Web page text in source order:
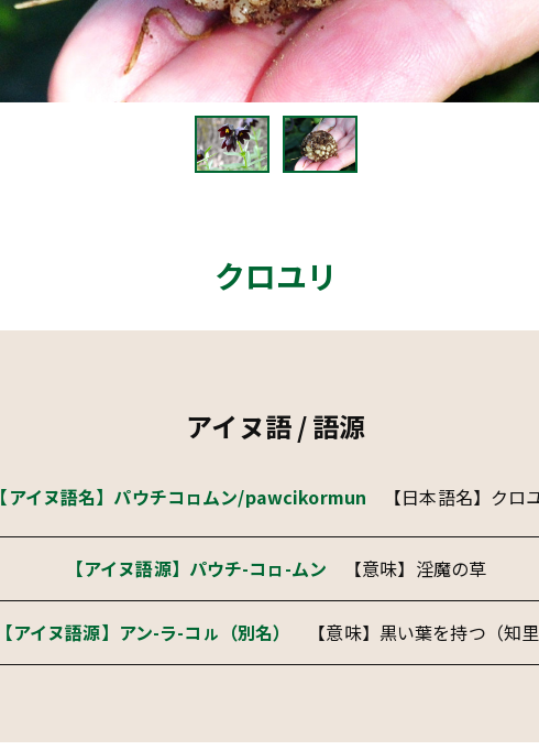
クロユリ
アイヌ語 / 語源
【アイヌ語名】パウチコㇿムン/pawcikormun 【日本語名】クロ
【アイヌ語源】パウチ-コㇿ-ムン 【意味】淫魔の草
【アイヌ語源】アン-ラ-コㇽ（別名） 【意味】黒い葉を持つ（知里